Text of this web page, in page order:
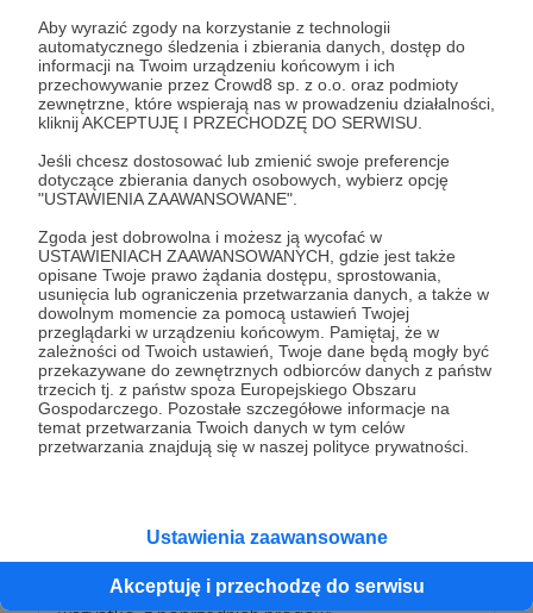
Aby wyrazić zgody na korzystanie z technologii
automatycznego śledzenia i zbierania danych, dostęp do
informacji na Twoim urządzeniu końcowym i ich
przechowywanie przez Crowd8 sp. z o.o. oraz podmioty
zewnętrzne, które wspierają nas w prowadzeniu działalności,
kliknij AKCEPTUJĘ I PRZECHODZĘ DO SERWISU.
Jeśli chcesz dostosować lub zmienić swoje preferencje
dotyczące zbierania danych osobowych, wybierz opcję
"USTAWIENIA ZAAWANSOWANE".
Zgoda jest dobrowolna i możesz ją wycofać w
USTAWIENIACH ZAAWANSOWANYCH, gdzie jest także
opisane Twoje prawo żądania dostępu, sprostowania,
usunięcia lub ograniczenia przetwarzania danych, a także w
dowolnym momencie za pomocą ustawień Twojej
przeglądarki w urządzeniu końcowym. Pamiętaj, że w
zależności od Twoich ustawień, Twoje dane będą mogły być
przekazywane do zewnętrznych odbiorców danych z państw
trzecich tj. z państw spoza Europejskiego Obszaru
Gospodarczego. Pozostałe szczegółowe informacje na
temat przetwarzania Twoich danych w tym celów
przetwarzania znajdują się w naszej polityce prywatności.
Ustawienia zaawansowane
Akceptuję i przechodzę do serwisu
* reprodukcja grafiki autorstwa Mirka gotowa do
druku (wysoka rozdzielczość)
* wejściówkę na koncert live - gdy ruszą koncerty !
* dostęp do wszystkich koncertów online
a także:
koszulkę z nadrukiem i LOGO MM Records
Patroni: 0
500 zł miesięcznie
DZIĘKUJEMY, ŻE NAS WSPIERASZ!
Tutaj standardowo otrzymujecie Państwo